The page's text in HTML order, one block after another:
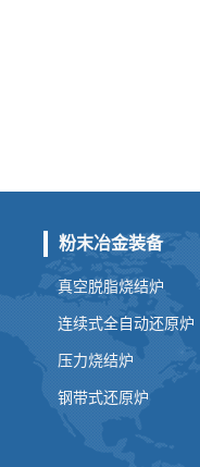
粉末冶金装备
真空脱脂烧结炉
连续式全自动还原炉
压力烧结炉
钢带式还原炉